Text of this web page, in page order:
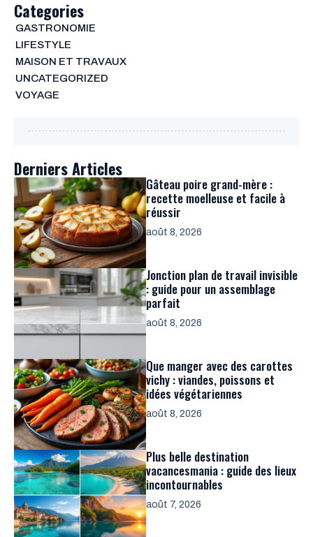
Categories
GASTRONOMIE
LIFESTYLE
MAISON ET TRAVAUX
UNCATEGORIZED
VOYAGE
Derniers Articles
Gâteau poire grand-mère :
recette moelleuse et facile à
réussir
août 8, 2026
Jonction plan de travail invisible
: guide pour un assemblage
parfait
août 8, 2026
Que manger avec des carottes
vichy : viandes, poissons et
idées végétariennes
août 8, 2026
Plus belle destination
vacancesmania : guide des lieux
incontournables
août 7, 2026